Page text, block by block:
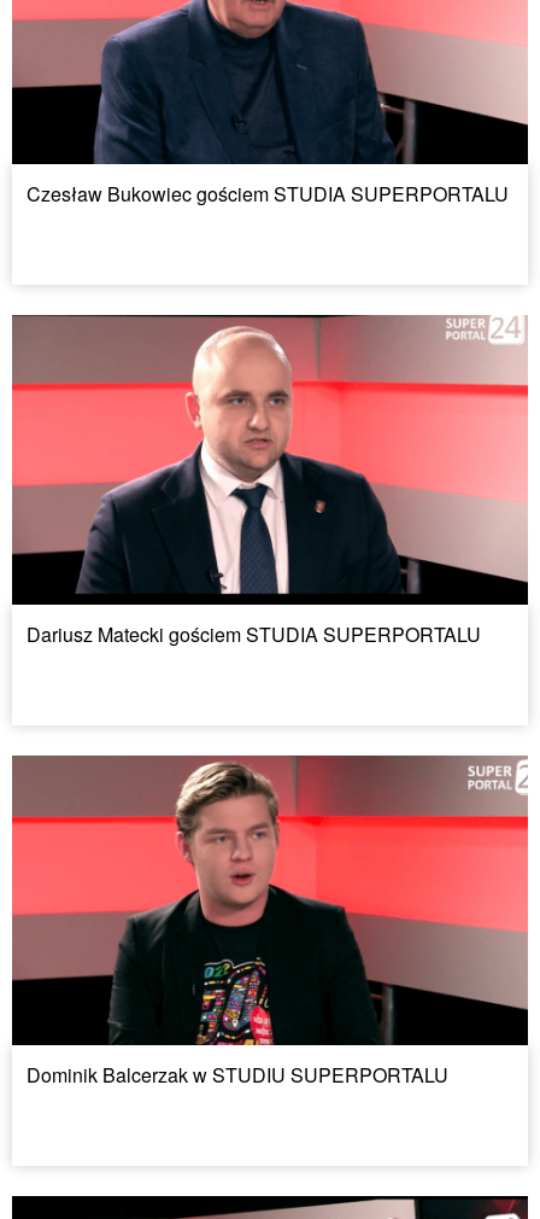
Czesław Bukowiec gościem STUDIA SUPERPORTALU
Dariusz Matecki gościem STUDIA SUPERPORTALU
Dominik Balcerzak w STUDIU SUPERPORTALU